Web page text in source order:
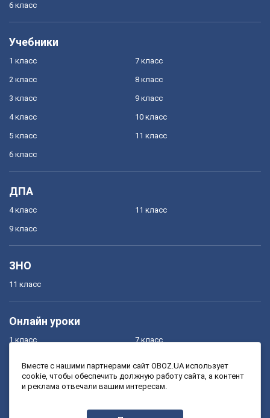
6 класс
Учебники
1 класс
2 класс
3 класс
4 класс
5 класс
6 класс
7 класс
8 класс
9 класс
10 класс
11 класс
ДПА
4 класс
9 класс
11 класс
ЗНО
11 класс
Онлайн уроки
1 класс
3 класс
7 класс
9 класс
Вместе с нашими партнерами сайт OBOZ.UA использует
cookie, чтобы обеспечить должную работу сайта, а контент
и реклама отвечали вашим интересам.